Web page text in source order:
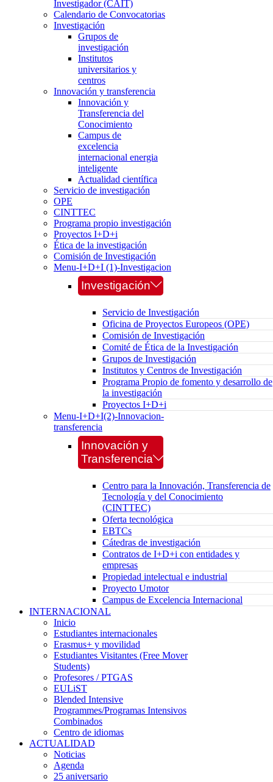
Investigador (CAIT)
Calendario de Convocatorias
Investigación
Grupos de
investigación
Institutos
universitarios y
centros
Innovación y transferencia
Innovación y
Transferencia del
Conocimiento
Campus de
excelencia
internacional energia
inteligente
Actualidad científica
Servicio de investigación
OPE
CINTTEC
Programa propio investigación
Proyectos I+D+i
Ética de la investigación
Comisión de Investigación
Menu-I+D+I (1)-Investigacion
Investigación
Servicio de Investigación
Oficina de Proyectos Europeos (OPE)
Comisión de Investigación
Comité de Ética de la Investigación
Grupos de Investigación
Institutos y Centros de Investigación
Programa Propio de fomento y desarrollo de
la investigación
Proyectos I+D+i
Menu-I+D+I(2)-Innovacion-
transferencia
Innovación y
Transferencia
Centro para la Innovación, Transferencia de
Tecnología y del Conocimiento
(CINTTEC)
Oferta tecnológica
EBTCs
Cátedras de investigación
Contratos de I+D+i con entidades y
empresas
Propiedad intelectual e industrial
Proyecto Umotor
Campus de Excelencia Internacional
INTERNACIONAL
Inicio
Estudiantes internacionales
Erasmus+ y movilidad
Estudiantes Visitantes (Free Mover
Students)
Profesores / PTGAS
EULiST
Blended Intensive
Programmes/Programas Intensivos
Combinados
Centro de idiomas
ACTUALIDAD
Noticias
Agenda
25 aniversario